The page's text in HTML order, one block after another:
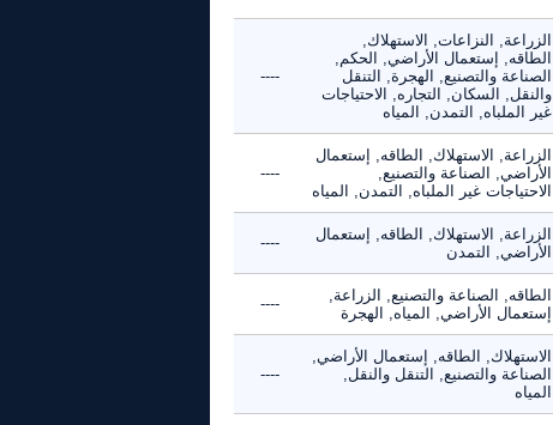
الزراعة, النزاعات, الاستهلاك,
الطاقه, إستعمال الأراضي, الحكم,
الصناعة والتصنيع, الهجرة, التنقل
والنقل, السكان, التجاره, الاحتياجات
غير الملباه, التمدن, المياه
----
الزراعة, الاستهلاك, الطاقه, إستعمال
الأراضي, الصناعة والتصنيع,
الاحتياجات غير الملباه, التمدن, المياه
----
الزراعة, الاستهلاك, الطاقه, إستعمال
الأراضي, التمدن
----
الطاقه, الصناعة والتصنيع, الزراعة,
إستعمال الأراضي, المياه, الهجرة
----
الاستهلاك, الطاقه, إستعمال الأراضي,
الصناعة والتصنيع, التنقل والنقل,
المياه
----